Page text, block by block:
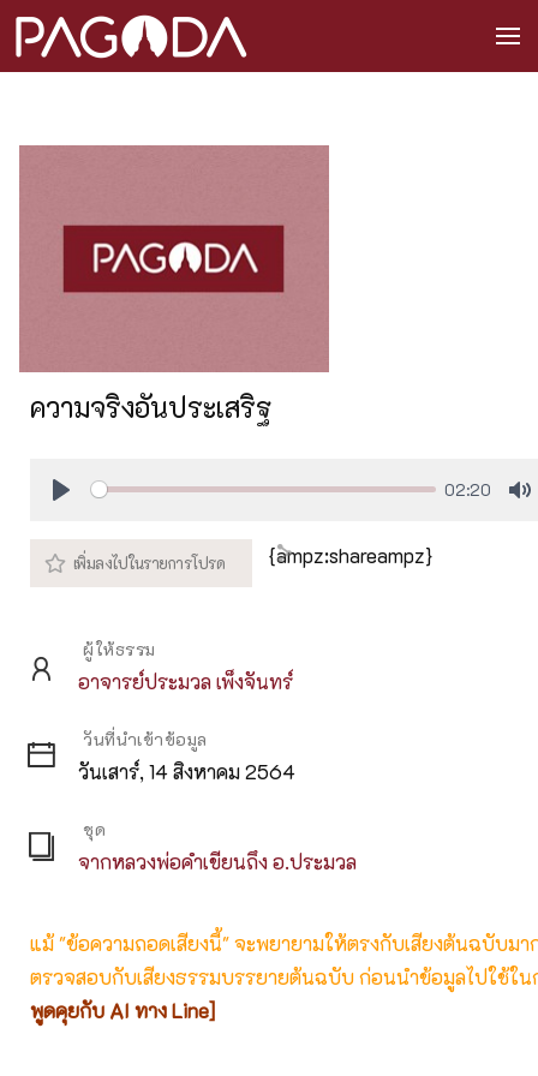
ความจริงอันประเสริฐ
02:20
{ampz:shareampz}
ผู้ให้ธรรม
อาจารย์ประมวล เพ็งจันทร์
วันที่นำเข้าข้อมูล
วันเสาร์, 14 สิงหาคม 2564
ชุด
จากหลวงพ่อคำเขียนถึง อ.ประมวล
แม้ "ข้อความถอดเสียงนี้" จะพยายามให้ตรงกับเสียงต้นฉบับม
ตรวจสอบกับเสียงธรรมบรรยายต้นฉบับ ก่อนนำข้อมูลไปใช้ใน
พูดคุยกับ AI ทาง Line]